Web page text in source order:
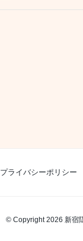
プライバシーポリシー
© Copyright 2026 新宿